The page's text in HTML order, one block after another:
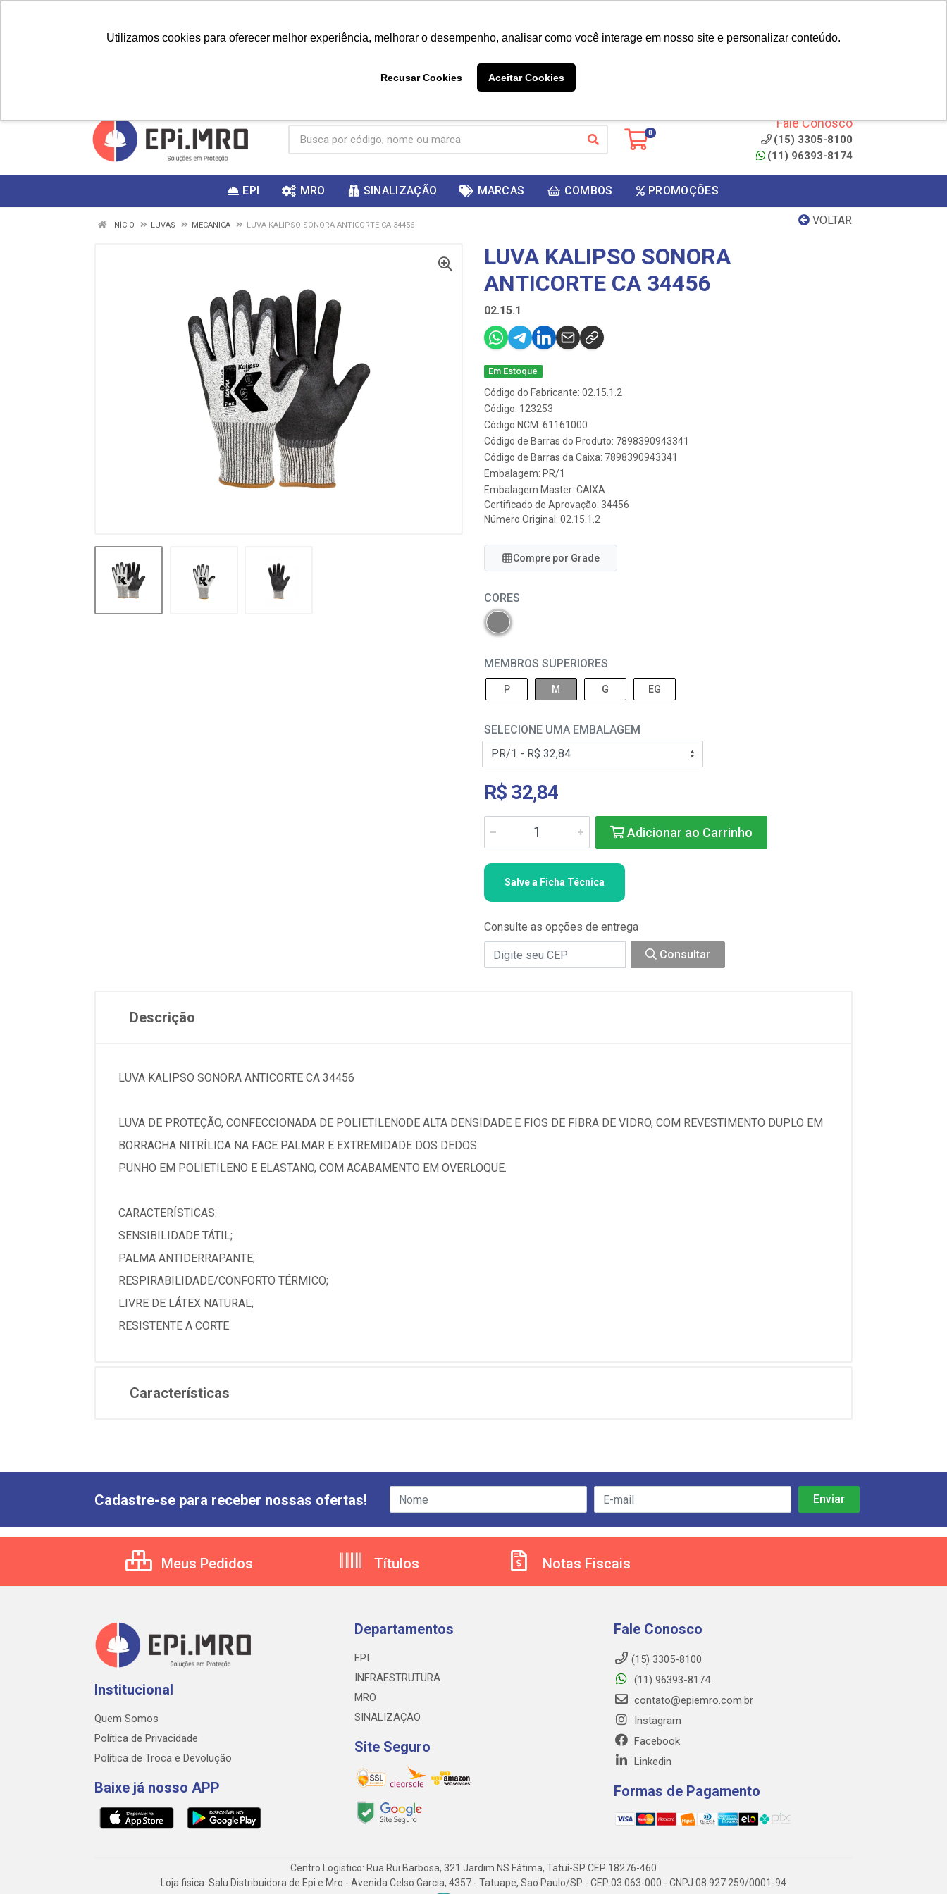
Utilizamos cookies para oferecer melhor experiência, melhorar o desempenho, analisar como você interage em nosso site e personalizar conteúdo.
Recusar Cookies Aceitar Cookies
ganhar
0
Fale Conosco
(15) 3305-8100
(11) 96393-8174
EPI MRO SINALIZAÇÃO MARCAS COMBOS PROMOÇÕES
VOLTAR
INÍCIO LUVAS MECANICA LUVA KALIPSO SONORA ANTICORTE CA 34456
LUVA KALIPSO SONORA
ANTICORTE CA 34456
02.15.1
Em Estoque
Código do Fabricante: 02.15.1.2
Código: 123253
Código NCM: 61161000
Código de Barras do Produto: 7898390943341
Código de Barras da Caixa: 7898390943341
Embalagem: PR/1
Embalagem Master: CAIXA
Certificado de Aprovação: 34456
Número Original: 02.15.1.2
Compre por Grade
CORES
MEMBROS SUPERIORES
P M G EG
SELECIONE UMA EMBALAGEM
R$ 32,84
Adicionar ao Carrinho
Salve a Ficha Técnica
Consulte as opções de entrega
Consultar
Descrição
LUVA KALIPSO SONORA ANTICORTE CA 34456
LUVA DE PROTEÇÃO, CONFECCIONADA DE POLIETILENODE ALTA DENSIDADE E FIOS DE FIBRA DE VIDRO, COM REVESTIMENTO DUPLO EM
BORRACHA NITRÍLICA NA FACE PALMAR E EXTREMIDADE DOS DEDOS.
PUNHO EM POLIETILENO E ELASTANO, COM ACABAMENTO EM OVERLOQUE.
CARACTERÍSTICAS:
SENSIBILIDADE TÁTIL;
PALMA ANTIDERRAPANTE;
RESPIRABILIDADE/CONFORTO TÉRMICO;
LIVRE DE LÁTEX NATURAL;
RESISTENTE A CORTE.
Características
Cadastre-se para receber nossas ofertas!
Meus Pedidos Títulos Notas Fiscais
Institucional
Quem Somos
Política de Privacidade
Política de Troca e Devolução
Baixe já nosso APP
Departamentos
EPI
INFRAESTRUTURA
MRO
SINALIZAÇÃO
Site Seguro
Fale Conosco
(15) 3305-8100
(11) 96393-8174
contato@epiemro.com.br
Instagram
Facebook
Linkedin
Formas de Pagamento
Centro Logistico: Rua Rui Barbosa, 321 Jardim NS Fátima, Tatuí-SP CEP 18276-460
Loja fisica: Salu Distribuidora de Epi e Mro - Avenida Celso Garcia, 4357 - Tatuape, Sao Paulo/SP - CEP 03.063-000 - CNPJ 08.927.259/0001-94